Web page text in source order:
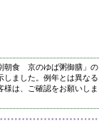
朝食 京のゆば粥御膳」の
しました。例年とは異なる
様は、ご確認をお願いしま
を削除しました。